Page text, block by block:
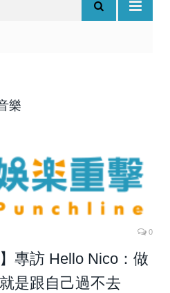
樂
0
專訪 Hello Nico：做
是跟自己過不去